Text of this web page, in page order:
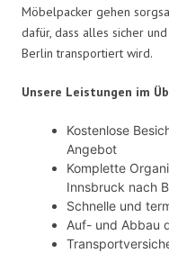
Möbelpacker gehen
dafür, dass alles sicher
Berlin transportiert wird.
Unsere Leistungen im
Kostenlose
Angebot
Komplette
Innsbruck nach
Schnelle und
Auf- und Abbau